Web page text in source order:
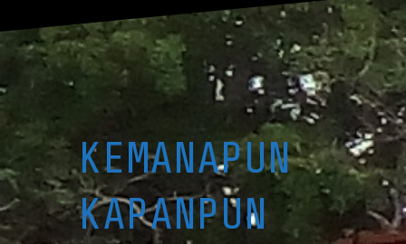
KEMANAPUN
KAPANPUN